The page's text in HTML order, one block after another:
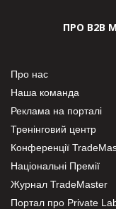
ПРО В2В
Про нас
Наша команда
Реклама на порталі
Тренінговий центр
Конференції
Національні Премії
Журнал TradeMaster
Портал про Private